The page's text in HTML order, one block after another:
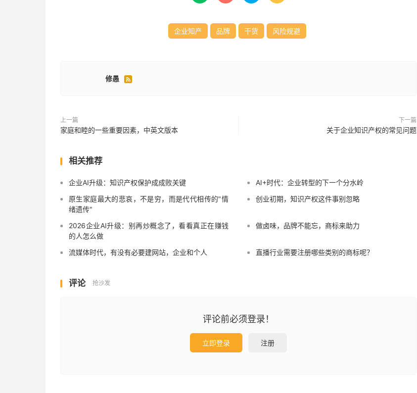
企业知产 品牌 干货 风险规避
修愚 
上一篇
家庭和睦的一些重要因素，中英文版本
下一篇
关于企业知识产权的常见问题
相关推荐
企业AI升级：知识产权保护成成败关键
AI+时代：企业转型的下一个分水岭
原生家庭最大的悲哀，不是穷，而是代代相传的"情
绪遗传"
创业初期，知识产权这件事别忽略
2026企业AI升级：别再炒概念了，看看真正在赚钱
的人怎么做
做卤味，品牌不能忘，商标来助力
流媒体时代，有没有必要建网站，企业和个人 直播行业需要注册哪些类别的商标呢？
评论 抢沙发
评论前必须登录！
立即登录 注册